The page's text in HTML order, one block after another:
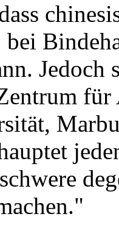
Jedoch